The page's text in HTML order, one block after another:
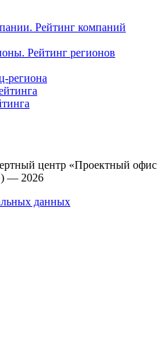
Рейтинг компаний
Рейтинг регионов
региона
центр «Проектный офис
— 2026
данных